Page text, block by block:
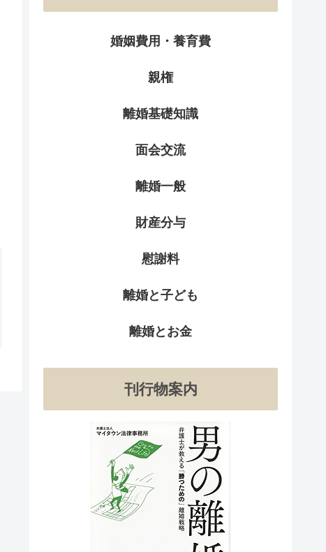
婚姻費用・養育費
親権
離婚基礎知識
面会交流
離婚一般
財産分与
慰謝料
離婚と子ども
離婚とお金
刊行物案内